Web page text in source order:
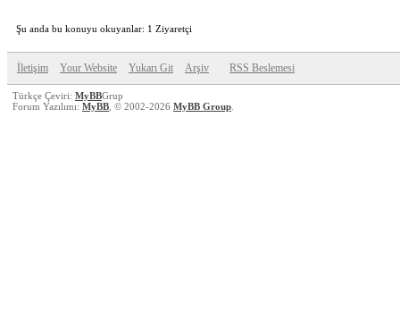
Şu anda bu konuyu okuyanlar: 1 Ziyaretçi
İletişim Your Website Yukarı Git Arşiv RSS Beslemesi
Türkçe Çeviri: MyBBGrup
Forum Yazılımı: MyBB , © 2002-2026 MyBB Group